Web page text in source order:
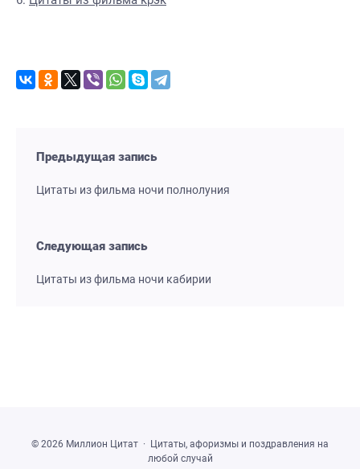
Предыдущая запись
Цитаты из фильма ночи полнолуния
Следующая запись
Цитаты из фильма ночи кабирии
© 2026 Миллион Цитат ·
Цитаты, афоризмы и поздравления на
любой случай